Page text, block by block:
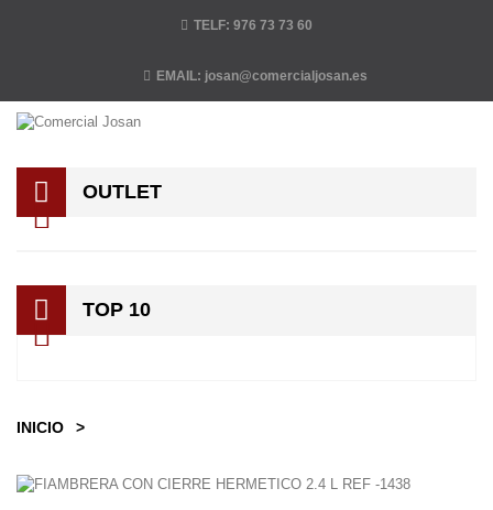
TELF: 976 73 73 60
EMAIL: josan@comercialjosan.es
OUTLET
TOP 10
INICIO >